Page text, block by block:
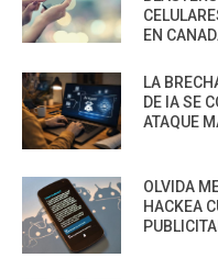
EN
LA
DE IA SE
ATAQUE
OLVIDA
HACKEA